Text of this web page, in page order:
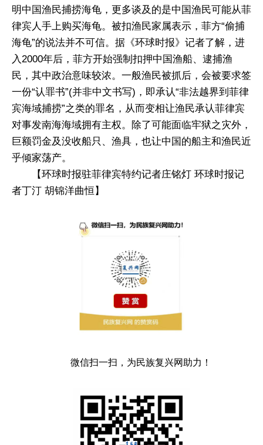
明中国渔民捕捞海龟，更多谈及的是中国渔民可能从菲
律宾人手上购买海龟。被扣渔民家属表示，菲方“偷捕
海龟”的说法并不可信。据《环球时报》记者了解，进
入2000年后，菲方开始强制扣押中国渔船、逮捕渔
民，其中政治意味较浓。一般渔民被抓后，会被要求签
一份“认罪书”(并非中文书写)，即承认“非法越界到菲律
宾海域捕捞”之类的罪名，从而变相让渔民承认菲律宾
对事发南海海域拥有主权。除了可能面临牢狱之灾外，
巨额罚金及没收船只、渔具，也让中国的船主和渔民近
乎倾家荡产。
【环球时报驻菲律宾特约记者庄铭灯 环球时报记
者丁汀 胡锦洋曲恒】
微信扫一扫，为民族复兴网助力！